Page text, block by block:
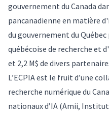
gouvernement du Canada
pancanadienne en matière
du gouvernement du
québécoise de recherche et
et 2,2 M$ de divers
L’ECPIA est le fruit d’une
recherche numérique du
nationaux d’IA (Amii,